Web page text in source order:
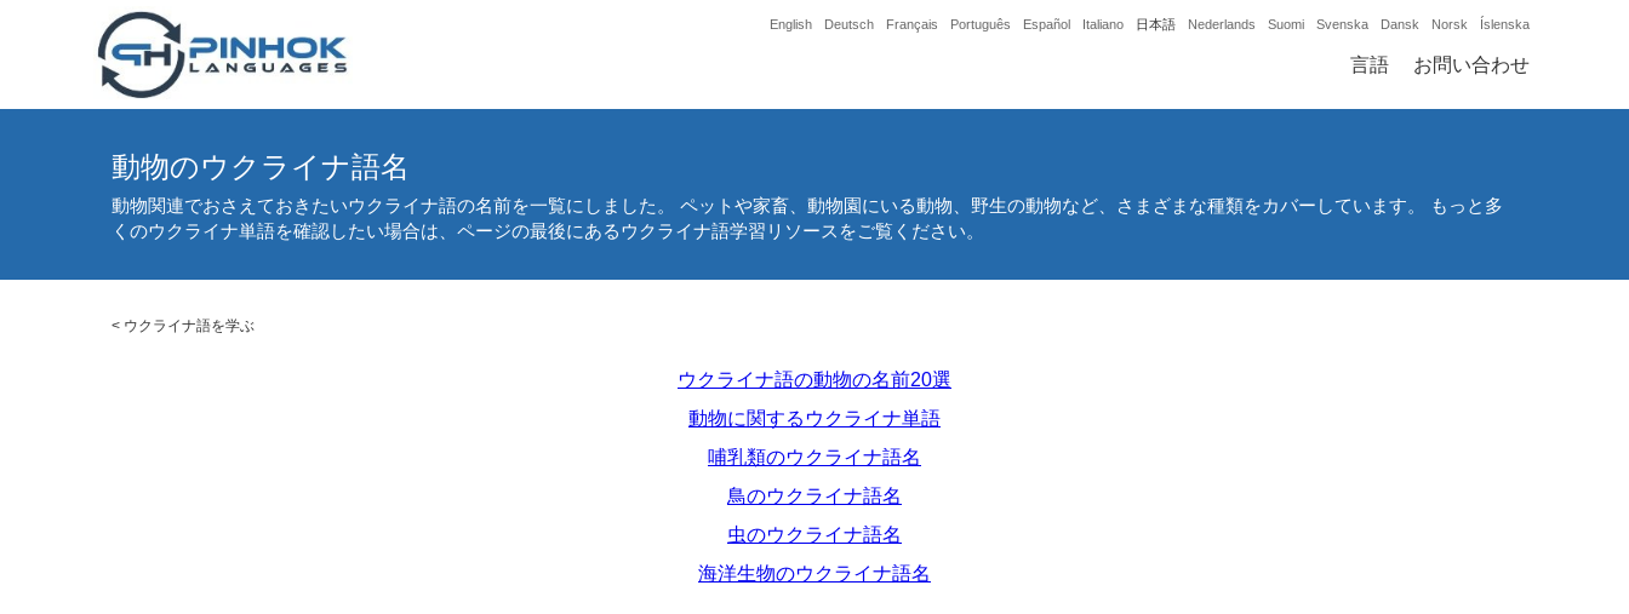
English Deutsch Français Português Español Italiano 日本語 Nederlands Suomi Svenska Dansk Norsk Íslenska
言語 お問い合わせ
動物のウクライナ語名
動物関連でおさえておきたいウクライナ語の名前を一覧にしました。 ペットや家畜、動物園にいる動物、野生の動物など、さまざまな種類をカバーしています。 もっと多
くのウクライナ単語を確認したい場合は、ページの最後にあるウクライナ語学習リソースをご覧ください。
< ウクライナ語を学ぶ
ウクライナ語の動物の名前20選
動物に関するウクライナ単語
哺乳類のウクライナ語名
鳥のウクライナ語名
虫のウクライナ語名
海洋生物のウクライナ語名